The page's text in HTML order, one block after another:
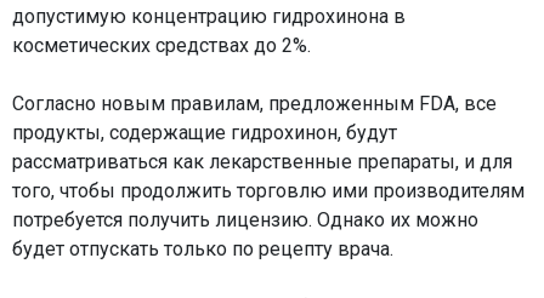
допустимую концентрацию гидрохинона в
косметических средствах до 2%.
Согласно новым правилам, предложенным FDA, все
продукты, содержащие гидрохинон, будут
рассматриваться как лекарственные препараты, и для
того, чтобы продолжить торговлю ими производителям
потребуется получить лицензию. Однако их можно
будет отпускать только по рецепту врача.